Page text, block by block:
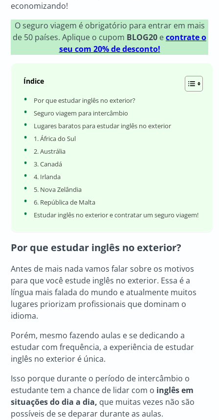
economizando!
O seguro viagem é obrigatório para entrar em mais
de 50 países. Aplique o cupom BLOG20 econtrate o
seu com 20% de desconto!
Índice
Por que estudar inglês no exterior?
Seguro viagem para intercâmbio
Lugares baratos para estudar inglês no exterior
1. África do Sul
2. Austrália
3. Canadá
4. Irlanda
5. Nova Zelândia
6. República de Malta
Estudar inglês no exterior e contratar um seguro viagem!
Por que estudar inglês no exterior?
Antes de mais nada vamos falar sobre os motivos
para que você estude inglês no exterior. Essa é a
língua mais falada do mundo e atualmente muitos
lugares priorizam profissionais que dominam o
idioma.
Porém, mesmo fazendo aulas e se dedicando a
estudar com frequência, a experiência de estudar
inglês no exterior é única.
Isso porque durante o período de intercâmbio o
estudante tem a chance de lidar com o inglês em
situações do dia a dia, que muitas vezes não são
possíveis de se deparar durante as aulas.